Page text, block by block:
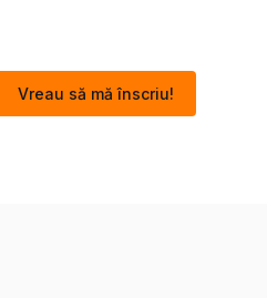
Vreau să mă înscriu!